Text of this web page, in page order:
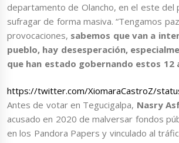
departamento de Olancho, en el este del
sufragar de forma masiva. “Tengamos
provocaciones, sabemos que van a
pueblo, hay desesperación,
que han estado gobernando estos 12
https://twitter.com/XiomaraCastroZ/
Antes de votar en Tegucigalpa, Nasry
acusado en 2020 de malversar fondos
en los Pandora Papers y vinculado al